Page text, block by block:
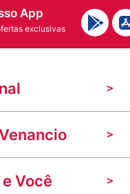
App
exclusivas
Você